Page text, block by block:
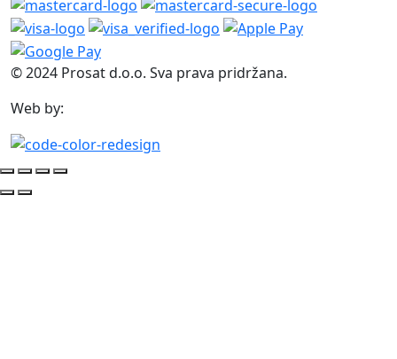
© 2024 Prosat d.o.o. Sva prava pridržana.
Web by: